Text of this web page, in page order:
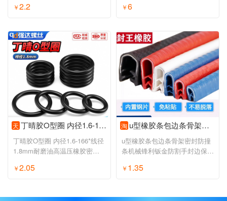
￥2.2 ￥6
天 丁晴胶O型圈 内径1.6-166*线径1.8mm耐磨油高温压橡胶密封圈NBR黑
丁晴胶O型圈 内径1.6-166*线径
1.8mm耐磨油高温压橡胶密封
￥2.05
淘 u型橡胶条包边条骨架密封防撞条机械锋利钣金防割手封边保护口条
u型橡胶条包边条骨架密封防撞
条机械锋利钣金防割手封边保护
￥ 1.35